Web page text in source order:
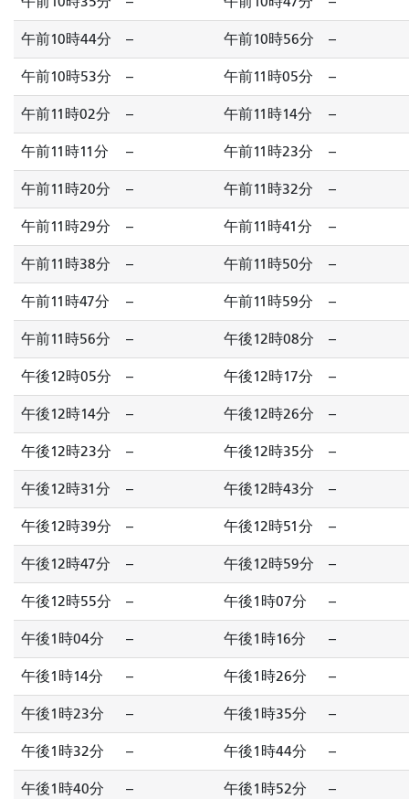
午前10時44分 -- 午前10時56分 --
午前10時53分 -- 午前11時05分 --
午前11時02分 -- 午前11時14分 --
午前11時11分 -- 午前11時23分 --
午前11時20分 -- 午前11時32分 --
午前11時29分 -- 午前11時41分 --
午前11時38分 -- 午前11時50分 --
午前11時47分 -- 午前11時59分 --
午前11時56分 -- 午後12時08分 --
午後12時05分 -- 午後12時17分 --
午後12時14分 -- 午後12時26分 --
午後12時23分 -- 午後12時35分 --
午後12時31分 -- 午後12時43分 --
午後12時39分 -- 午後12時51分 --
午後12時47分 -- 午後12時59分 --
午後12時55分 -- 午後1時07分 --
午後1時04分 -- 午後1時16分 --
午後1時14分 -- 午後1時26分 --
午後1時23分 -- 午後1時35分 --
午後1時32分 -- 午後1時44分 --
午後1時40分 -- 午後1時52分 --